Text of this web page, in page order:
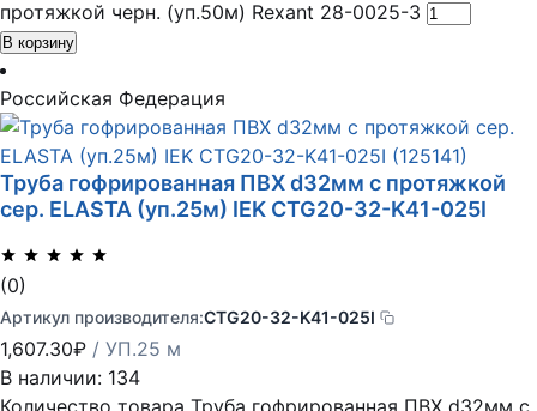
протяжкой черн. (уп.50м) Rexant 28-0025-3
В корзину
Российская Федерация
Труба гофрированная ПВХ d32мм с протяжкой
сер. ELASTA (уп.25м) IEK CTG20-32-K41-025I
(0)
Артикул производителя:CTG20-32-K41-025I
1,607.30₽ / УП.25 м
В наличии: 134
Количество товара Труба гофрированная ПВХ d32мм с